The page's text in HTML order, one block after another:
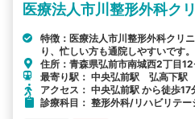
医療法人市川整形外科ク
特徴：医療法人市川整形外科クリ
り、忙しい方も通院しやすいです。
住所：青森県弘前市南城西2丁目
最寄り駅： 中央弘前駅 弘高下駅
アクセス： 中央弘前駅 から徒歩17
診療科目： 整形外科/リハビリテー